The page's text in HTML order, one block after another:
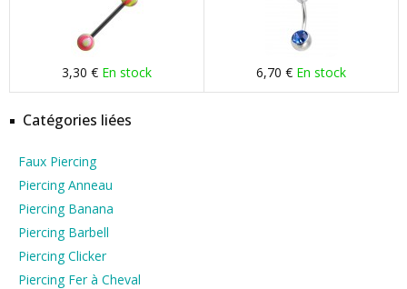
3,30 € En stock 6,70 € En stock
Catégories liées
Faux Piercing
Piercing Anneau
Piercing Banana
Piercing Barbell
Piercing Clicker
Piercing Fer à Cheval